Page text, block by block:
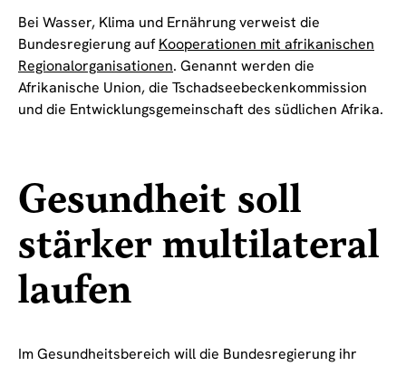
Bei Wasser, Klima und Ernährung verweist die
Bundesregierung aufKooperationen mit afrikanischen
Regionalorganisationen. Genannt werden die
Afrikanische Union, die Tschadseebeckenkommission
und die Entwicklungsgemeinschaft des südlichen Afrika.
Gesundheit soll
stärker multilateral
laufen
Im Gesundheitsbereich will die Bundesregierung ihr